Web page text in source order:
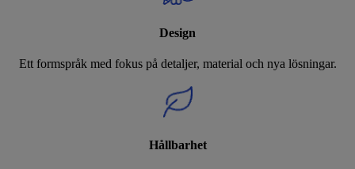
Design
Ett formspråk med fokus på detaljer, material och nya lösningar.
Hållbarhet